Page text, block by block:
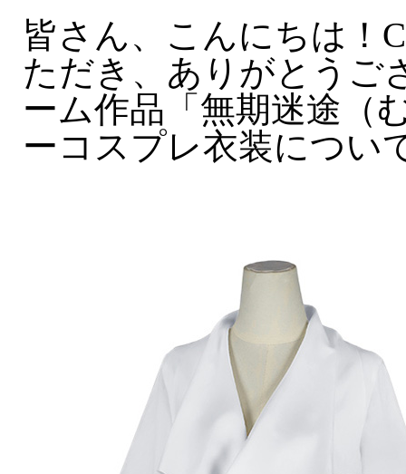
皆さん、こんにちは！
ただき、ありがとうご
ーム作品「無期迷途（
ーコスプレ衣装につい